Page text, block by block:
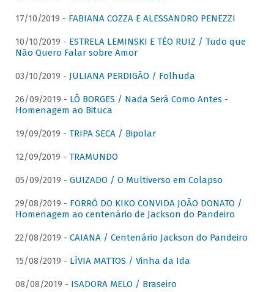
17/10/2019 - FABIANA COZZA E ALESSANDRO PENEZZI
10/10/2019 - ESTRELA LEMINSKI E TÉO RUIZ / Tudo que
Não Quero Falar sobre Amor
03/10/2019 - JULIANA PERDIGÃO / Folhuda
26/09/2019 - LÔ BORGES / Nada Será Como Antes -
Homenagem ao Bituca
19/09/2019 - TRIPA SECA / Bipolar
12/09/2019 - TRAMUNDO
05/09/2019 - GUIZADO / O Multiverso em Colapso
29/08/2019 - FORRÓ DO KIKO CONVIDA JOÃO DONATO /
Homenagem ao centenário de Jackson do Pandeiro
22/08/2019 - CAIANA / Centenário Jackson do Pandeiro
15/08/2019 - LÍVIA MATTOS / Vinha da Ida
08/08/2019 - ISADORA MELO / Braseiro